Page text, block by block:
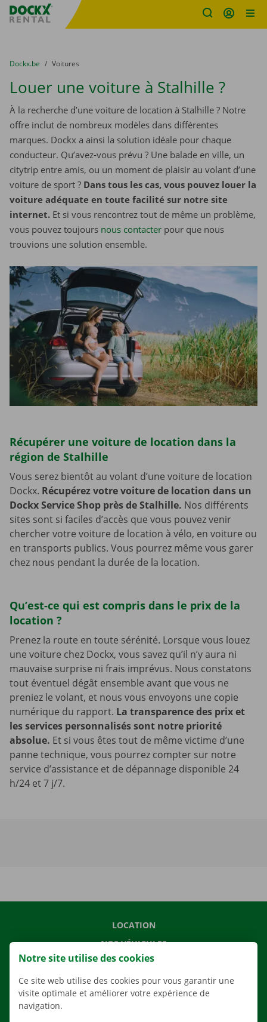
sitename
You are here:
du
Dockx.be to
Voitures
Louer une voiture à Stalhille ?
À la recherche d’une voiture de location à Stalhille ? Notre
offre inclut de nombreux modèles dans différentes
marques. Dockx a ainsi la solution idéale pour chaque
conducteur. Qu’avez-vous prévu ? Une balade en ville, un
citytrip entre amis, ou un moment de plaisir au volant d’une
voiture de sport ? Dans tous les cas, vous pouvez louer la
voiture adéquate en toute facilité sur notre site
internet. Et si vous rencontrez tout de même un problème,
vous pouvez toujours nous contacter pour que nous
trouvions une solution ensemble.
Récupérer une voiture de location dans la
région de Stalhille
Vous serez bientôt au volant d’une voiture de location
Dockx. Récupérez votre voiture de location dans un
Dockx Service Shop près de Stalhille. Nos différents
sites sont si faciles d’accès que vous pouvez venir
chercher votre voiture de location à vélo, en voiture ou
en transports publics. Vous pourrez même vous garer
chez nous pendant la durée de la location.
Qu’est-ce qui est compris dans le prix de la
location ?
Prenez la route en toute sérénité. Lorsque vous louez
une voiture chez Dockx, vous savez qu’il n’y aura ni
mauvaise surprise ni frais imprévus. Nous constatons
tout éventuel dégât ensemble avant que vous ne
preniez le volant, et nous vous envoyons une copie
numérique du rapport. La transparence des prix et
les services personnalisés sont notre priorité
absolue. Et si vous êtes tout de même victime d’une
panne technique, vous pourrez compter sur notre
service d’assistance et de dépannage disponible 24
h/24 et 7 j/7.
LOCATION
NOS VÉHICULES
NOS SERVICES
AGENCES
APPLI
Notre site utilise des cookies
Ce site web utilise des cookies pour vous garantir une
visite optimale et améliorer votre expérience de
navigation.